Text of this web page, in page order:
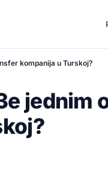
kompanija u Turskoj?
jednim